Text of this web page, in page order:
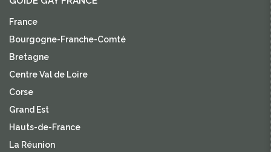
France
Bourgogne-Franche-Comté
Bretagne
Centre Val de Loire
Corse
Grand Est
Hauts-de-France
La Réunion